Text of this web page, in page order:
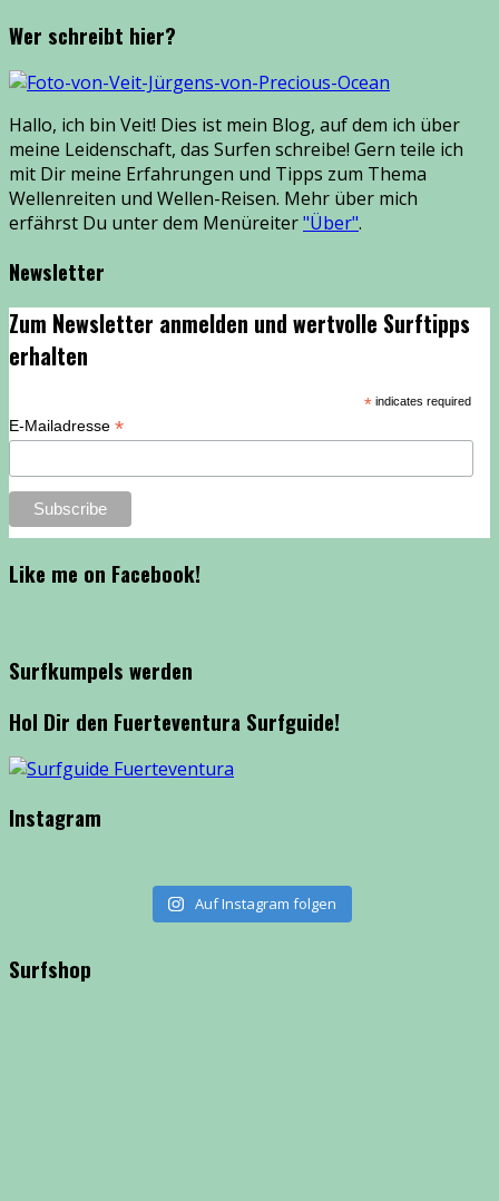
Wer schreibt hier?
Hallo, ich bin Veit! Dies ist mein Blog, auf dem ich über
meine Leidenschaft, das Surfen schreibe! Gern teile ich
mit Dir meine Erfahrungen und Tipps zum Thema
Wellenreiten und Wellen-Reisen. Mehr über mich
erfährst Du unter dem Menüreiter"Über".
Newsletter
Zum Newsletter anmelden und wertvolle Surftipps
erhalten
*indicates required
E-Mailadresse *
Like me on Facebook!
Surfkumpels werden
Hol Dir den Fuerteventura Surfguide!
Instagram
Auf Instagram folgen
Surfshop